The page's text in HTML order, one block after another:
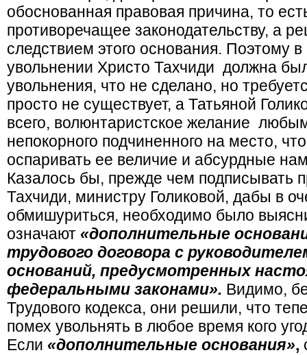
обоснованная правовая причина, то
противоречащее законодательству, а
следствием этого основания. Поэтому
увольнении Христо Тахчиди должна
увольнения, что не сделано, но
просто не существует, а Татьяной
всего, волюнтаристское желание
непокорного подчиненного на место,
оспаривать ее величие и абсурдные
Казалось бы, прежде чем подписывать
Тахчиди, министру Голиковой, дабы в
обмишуриться, необходимо было
означают «дополнительные
трудового договора с
оснований, предусмотренных
федеральными законами». Видимо,
Трудового кодекса, они решили, что
помех увольнять в любое время кого
Если «дополнительные основания»,